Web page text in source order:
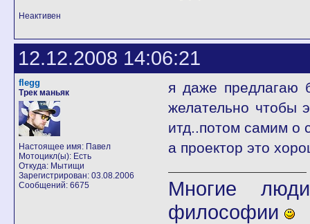
Неактивен
12.12.2008 14:06:21
flegg
Трек маньяк
Настоящее имя: Павел
Мотоцикл(ы): Есть
Откуда: Мытищи
Зарегистрирован: 03.08.2006
Сообщений: 6675
я даже предлагаю
желательно чтобы
итд..потом самим о
а проектор это
Многие
философии